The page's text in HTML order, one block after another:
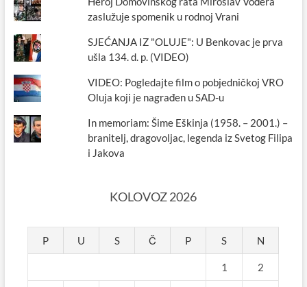
zaslužuje spomenik u rodnoj Vrani
SJEĆANJA IZ "OLUJE": U Benkovac je prva
ušla 134. d. p. (VIDEO)
VIDEO: Pogledajte film o pobjedničkoj VRO
Oluja koji je nagrađen u SAD-u
In memoriam: Šime Eškinja (1958. – 2001.) –
branitelj, dragovoljac, legenda iz Svetog Filipa
i Jakova
KOLOVOZ 2026
P U S Č P S N
1 2